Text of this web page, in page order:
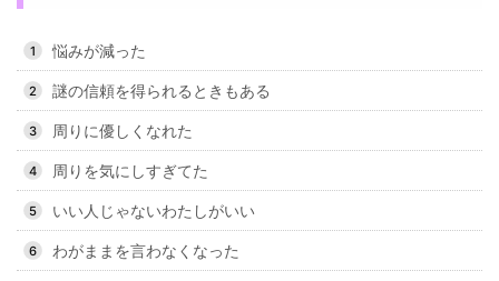
悩みが減った
謎の信頼を得られるときもある
周りに優しくなれた
周りを気にしすぎてた
いい人じゃないわたしがいい
わがままを言わなくなった